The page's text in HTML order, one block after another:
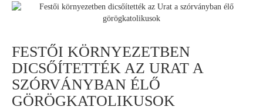
FESTŐI KÖRNYEZETBEN
DICSŐÍTETTÉK AZ URAT A
SZÓRVÁNYBAN ÉLŐ
GÖRÖGKATOLIKUSOK